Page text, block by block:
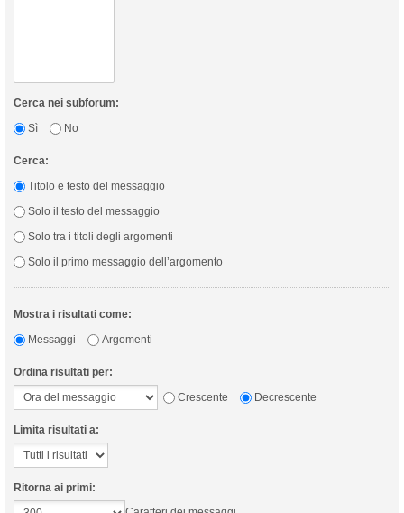
Cerca nei subforum:
Sì
No
Cerca:
Titolo e testo del messaggio
Solo il testo del messaggio
Solo tra i titoli degli argomenti
Solo il primo messaggio dell’argomento
Mostra i risultati come:
Messaggi
Argomenti
Ordina risultati per:
Crescente
Decrescente
Limita risultati a:
Ritorna ai primi: